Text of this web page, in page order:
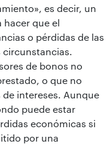
es decir, un
hacer que el
o pérdidas de las
de bonos no
o que no
intereses. Aunque
puede estar
económicas si
por una